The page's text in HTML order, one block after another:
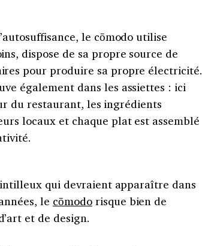
le cōmodo utilise
dispose de sa propre source de
pour produire sa propre électricité.
également dans les assiettes : ici
du restaurant, les ingrédients
locaux et chaque plat est assemblé
qui devraient apparaître dans
le cōmodorisque bien de
et de design.